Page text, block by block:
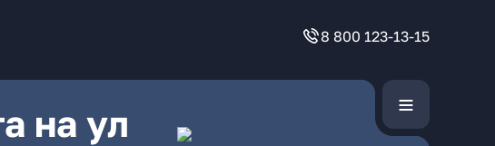
8 800 123-13-15
на ул